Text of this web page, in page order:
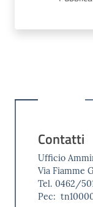
Contatti
Ufficio
Via Fiamme
Tel. 0462/
Pec: